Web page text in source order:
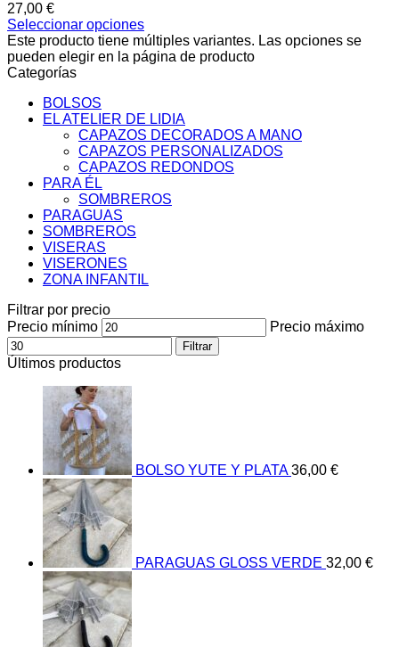
27,00 €
Seleccionar opciones
Este producto tiene múltiples variantes. Las opciones se
pueden elegir en la página de producto
Categorías
BOLSOS
EL ATELIER DE LIDIA
CAPAZOS DECORADOS A MANO
CAPAZOS PERSONALIZADOS
CAPAZOS REDONDOS
PARA ÉL
SOMBREROS
PARAGUAS
SOMBREROS
VISERAS
VISERONES
ZONA INFANTIL
Filtrar por precio
Precio mínimo
Precio máximo
Filtrar
Últimos productos
BOLSO YUTE Y PLATA 36,00 €
PARAGUAS GLOSS VERDE 32,00 €